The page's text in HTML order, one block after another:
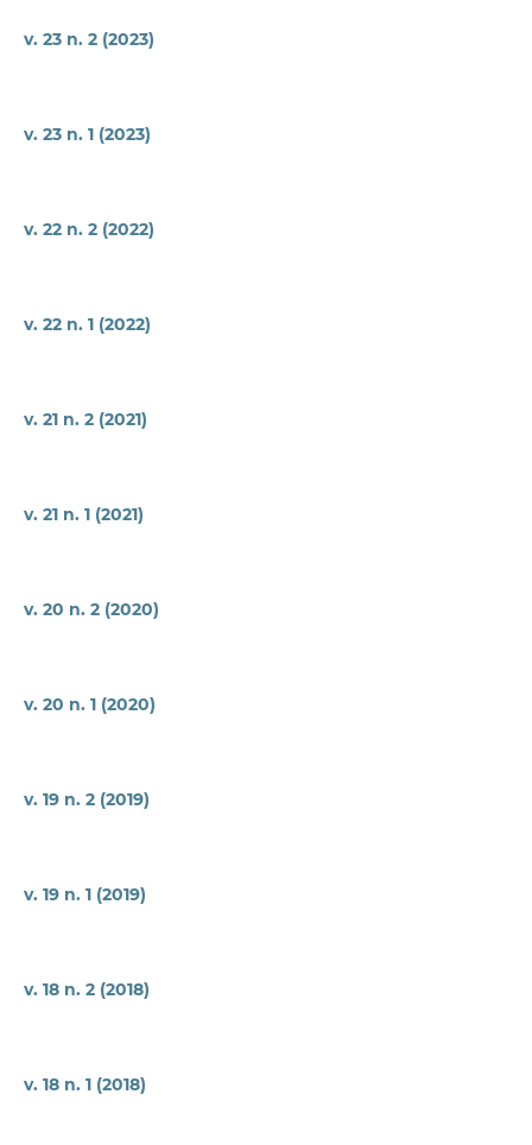
v. 23 n. 2 (2023)
v. 23 n. 1 (2023)
v. 22 n. 2 (2022)
v. 22 n. 1 (2022)
v. 21 n. 2 (2021)
v. 21 n. 1 (2021)
v. 20 n. 2 (2020)
v. 20 n. 1 (2020)
v. 19 n. 2 (2019)
v. 19 n. 1 (2019)
v. 18 n. 2 (2018)
v. 18 n. 1 (2018)